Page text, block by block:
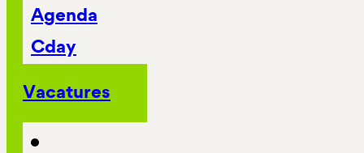
Agenda
Cday
Vacatures